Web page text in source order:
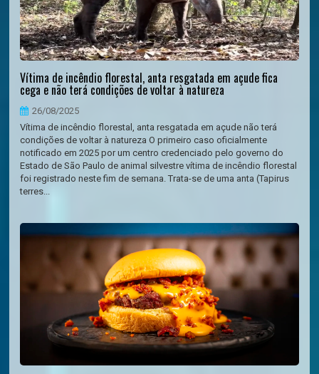
Vítima de incêndio florestal, anta resgatada em açude fica
cega e não terá condições de voltar à natureza
26/08/2025
Vítima de incêndio florestal, anta resgatada em açude não terá
condições de voltar à natureza O primeiro caso oficialmente
notificado em 2025 por um centro credenciado pelo governo do
Estado de São Paulo de animal silvestre vítima de incêndio florestal
foi registrado neste fim de semana. Trata-se de uma anta (Tapirus
terres...